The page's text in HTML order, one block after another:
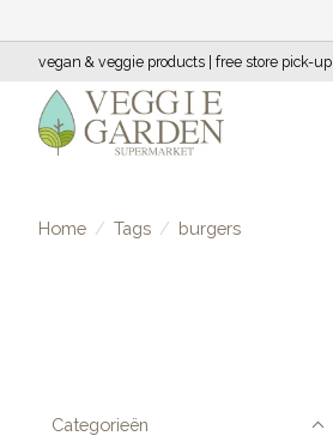
vegan & veggie products | free store pick-up
Home / Tags / burgers
Categorieën